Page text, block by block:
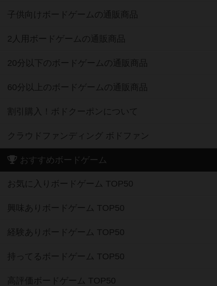
子供向けボードゲームの通販商品
2人用ボードゲームの通販商品
20分以下のボードゲームの通販商品
60分以上のボードゲームの通販商品
割引購入！ボドクーポンについて
クラウドファンディング ボドファン
おすすめボードゲーム
お気に入りボードゲーム TOP50
興味ありボードゲーム TOP50
経験ありボードゲーム TOP50
持ってるボードゲーム TOP50
高評価ボードゲーム TOP50